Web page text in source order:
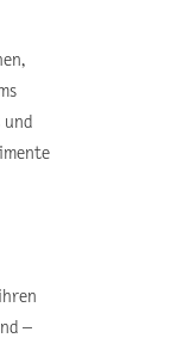
und
–